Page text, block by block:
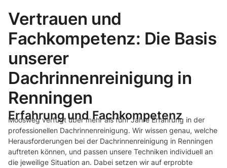
Vertrauen und
Fachkompetenz: Die Basis
unserer
Dachrinnenreinigung in
Renningen
Erfahrung und Fachkompetenz
Moosweg verfügt über mehr als fünf Jahre Erfahrung in der
professionellen Dachrinnenreinigung. Wir wissen genau, welche
Herausforderungen bei der Dachrinnenreinigung in Renningen
auftreten können, und passen unsere Techniken individuell an
die jeweilige Situation an. Dabei setzen wir auf erprobte